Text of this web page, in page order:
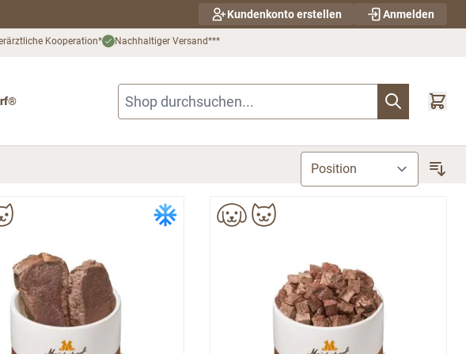
Kundenkonto erstellen Anmelden
Kooperation* Nachhaltiger Versand***